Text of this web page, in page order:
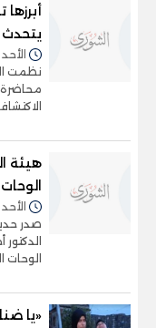
الأحد 19/فبراير/2023 - 08:21 م
نظمت
محاضرة
هيئة
الأحد 19/فبراير/2023 - 11:41 ص
صدر
الوحات
«يا